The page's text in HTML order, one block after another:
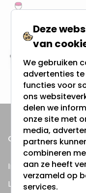
Vanaf EUR100,-
& 100 dagen
Altijd uit
3000m2 -
ONZE PRODUCTEN
Inbouwspots
LED Lampen
Deze
van
We gebruiken
advertenties
functies voor
ons
delen we
onze site met
media,
partners
combineren
aan ze heeft
verzameld op
services.